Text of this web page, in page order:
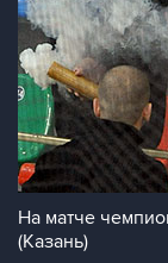
На матче
(Казань)